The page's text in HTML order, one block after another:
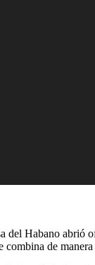
del Habano abrió
de